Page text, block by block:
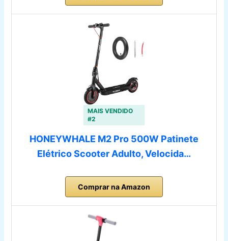
MAIS VENDIDO
#2
HONEYWHALE M2 Pro 500W Patinete
Elétrico Scooter Adulto, Velocida…
Comprar na Amazon